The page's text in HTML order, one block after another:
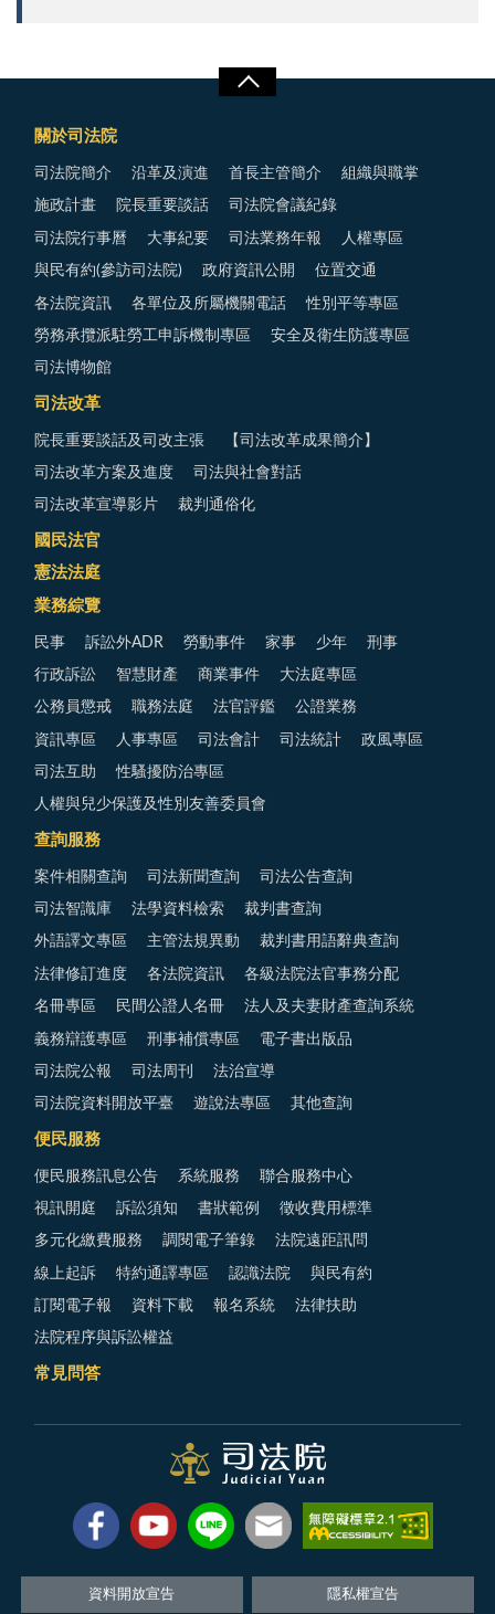
關於司法院
司法院簡介 沿革及演進 首長主管簡介 組織與職掌
施政計畫 院長重要談話 司法院會議紀錄
司法院行事曆 大事紀要 司法業務年報 人權專區
與民有約(參訪司法院) 政府資訊公開 位置交通
各法院資訊 各單位及所屬機關電話 性別平等專區
勞務承攬派駐勞工申訴機制專區 安全及衛生防護專區
司法博物館
司法改革
院長重要談話及司改主張 【司法改革成果簡介】
司法改革方案及進度 司法與社會對話
司法改革宣導影片 裁判通俗化
國民法官
憲法法庭
業務綜覽
民事 訴訟外ADR 勞動事件 家事 少年 刑事
行政訴訟 智慧財產 商業事件 大法庭專區
公務員懲戒 職務法庭 法官評鑑 公證業務
資訊專區 人事專區 司法會計 司法統計 政風專區
司法互助 性騷擾防治專區
人權與兒少保護及性別友善委員會
查詢服務
案件相關查詢 司法新聞查詢 司法公告查詢
司法智識庫 法學資料檢索 裁判書查詢
外語譯文專區 主管法規異動 裁判書用語辭典查詢
法律修訂進度 各法院資訊 各級法院法官事務分配
名冊專區 民間公證人名冊 法人及夫妻財產查詢系統
義務辯護專區 刑事補償專區 電子書出版品
司法院公報 司法周刊 法治宣導
司法院資料開放平臺 遊說法專區 其他查詢
便民服務
便民服務訊息公告 系統服務 聯合服務中心
視訊開庭 訴訟須知 書狀範例 徵收費用標準
多元化繳費服務 調閱電子筆錄 法院遠距訊問
線上起訴 特約通譯專區 認識法院 與民有約
訂閱電子報 資料下載 報名系統 法律扶助
法院程序與訴訟權益
常見問答
資料開放宣告 隱私權宣告